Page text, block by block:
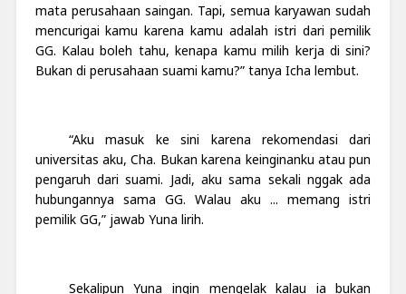
mata perusahaan saingan. Tapi, semua karyawan sudah
mencurigai kamu karena kamu adalah istri dari pemilik
GG. Kalau boleh tahu, kenapa kamu milih kerja di sini?
Bukan di perusahaan suami kamu?” tanya Icha lembut.
“Aku masuk ke sini karena rekomendasi dari
universitas aku, Cha. Bukan karena keinginanku atau pun
pengaruh dari suami. Jadi, aku sama sekali nggak ada
hubungannya sama GG. Walau aku ... memang istri
pemilik GG,” jawab Yuna lirih.
Sekalipun Yuna ingin mengelak kalau ia bukan